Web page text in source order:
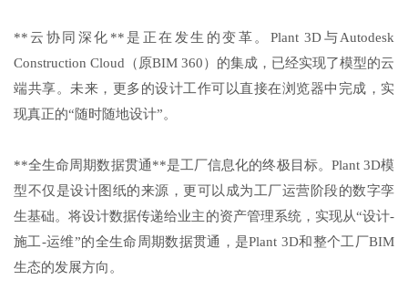
**云协同深化**是正在发生的变革。Plant 3D与Autodesk
Construction Cloud（原BIM 360）的集成，已经实现了模型的云
端共享。未来，更多的设计工作可以直接在浏览器中完成，实
现真正的“随时随地设计”。
**全生命周期数据贯通**是工厂信息化的终极目标。Plant 3D模
型不仅是设计图纸的来源，更可以成为工厂运营阶段的数字孪
生基础。将设计数据传递给业主的资产管理系统，实现从“设计-
施工-运维”的全生命周期数据贯通，是Plant 3D和整个工厂BIM
生态的发展方向。